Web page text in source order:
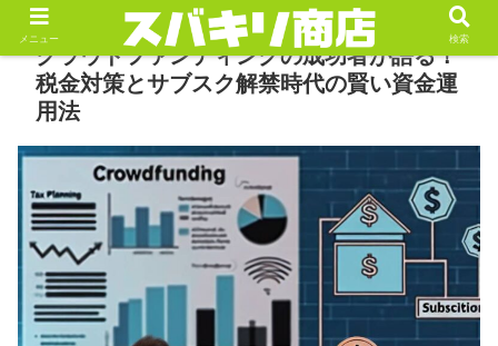
クラウドファンディングの成功者が語る！
税金対策とサブスク解禁時代の賢い資金運
用法
メニュー 検索